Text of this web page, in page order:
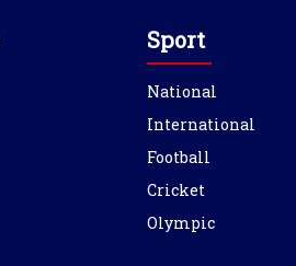
Sport
National
International
Football
Cricket
Olympic